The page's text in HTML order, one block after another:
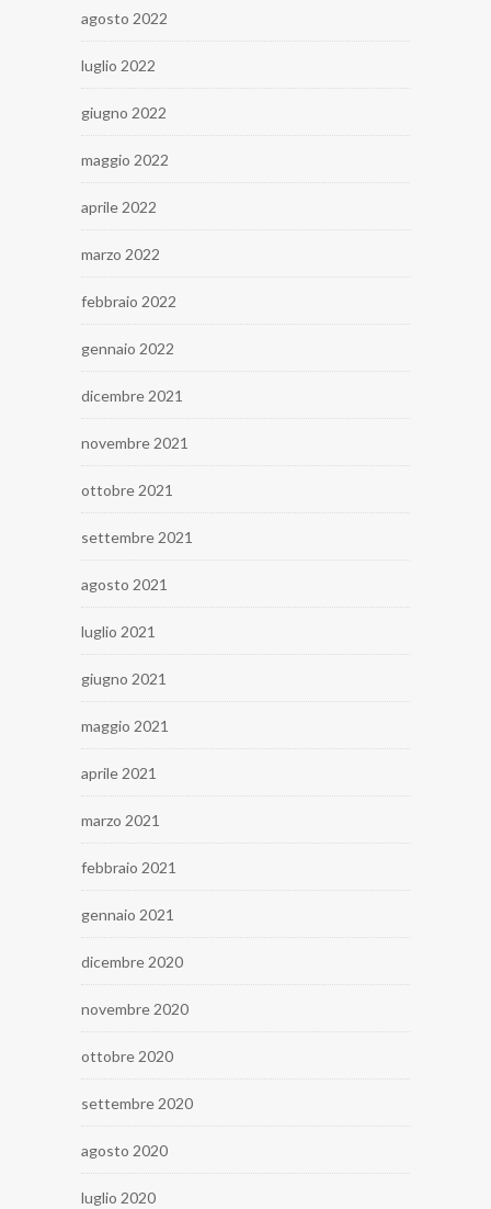
agosto 2022
luglio 2022
giugno 2022
maggio 2022
aprile 2022
marzo 2022
febbraio 2022
gennaio 2022
dicembre 2021
novembre 2021
ottobre 2021
settembre 2021
agosto 2021
luglio 2021
giugno 2021
maggio 2021
aprile 2021
marzo 2021
febbraio 2021
gennaio 2021
dicembre 2020
novembre 2020
ottobre 2020
settembre 2020
agosto 2020
luglio 2020